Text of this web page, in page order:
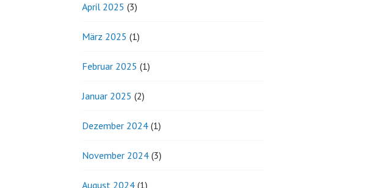
April 2025 (3)
März 2025 (1)
Februar 2025 (1)
Januar 2025 (2)
Dezember 2024 (1)
November 2024 (3)
August 2024 (1)